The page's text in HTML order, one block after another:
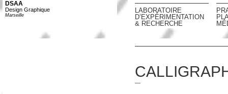
DSAA
Design Graphique
Marseille
LABORATOIRE
D’EXPÉRIMENTATION
& RECHERCHE
—